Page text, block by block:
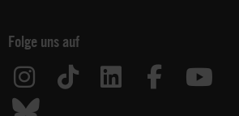
Folge uns auf